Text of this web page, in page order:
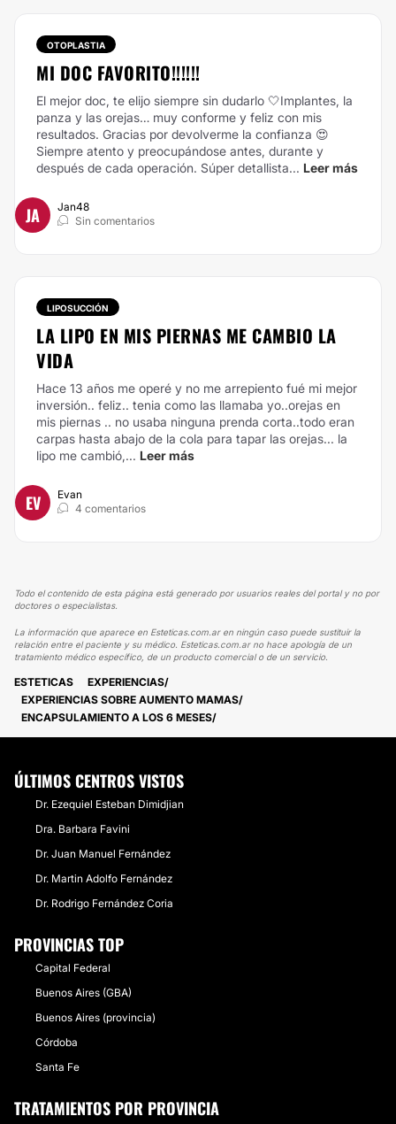
OTOPLASTIA
MI DOC FAVORITO!!!!!!
El mejor doc, te elijo siempre sin dudarlo 🤍Implantes, la
panza y las orejas… muy conforme y feliz con mis
resultados. Gracias por devolverme la confianza 😍
Siempre atento y preocupándose antes, durante y
después de cada operación. Súper detallista... Leer más
JA
Jan48
Sin comentarios
LIPOSUCCIÓN
LA LIPO EN MIS PIERNAS ME CAMBIO LA
VIDA
Hace 13 años me operé y no me arrepiento fué mi mejor
inversión.. feliz.. tenia como las llamaba yo..orejas en
mis piernas .. no usaba ninguna prenda corta..todo eran
carpas hasta abajo de la cola para tapar las orejas... la
lipo me cambió,... Leer más
EV
Evan
4 comentarios
Todo el contenido de esta página está generado por usuarios reales del portal y no por
doctores o especialistas.
La información que aparece en Esteticas.com.ar en ningún caso puede sustituir la
relación entre el paciente y su médico. Esteticas.com.ar no hace apología de un
tratamiento médico específico, de un producto comercial o de un servicio.
ESTETICAS
EXPERIENCIAS
EXPERIENCIAS SOBRE AUMENTO MAMAS
ENCAPSULAMIENTO A LOS 6 MESES
ÚLTIMOS CENTROS VISTOS
Dr. Ezequiel Esteban Dimidjian
Dra. Barbara Favini
Dr. Juan Manuel Fernández
Dr. Martin Adolfo Fernández
Dr. Rodrigo Fernández Coria
PROVINCIAS TOP
Capital Federal
Buenos Aires (GBA)
Buenos Aires (provincia)
Córdoba
Santa Fe
TRATAMIENTOS POR PROVINCIA